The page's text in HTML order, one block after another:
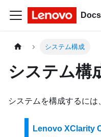
Docs
システム構成
システム構
システムを構成するには
Lenovo XClarity